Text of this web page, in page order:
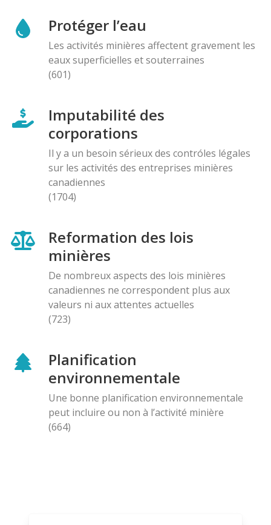
Protéger l’eau
Les activités minières affectent gravement les
eaux superficielles et souterraines
(601)
Imputabilité des
corporations
Il y a un besoin sérieux des contróles légales
sur les activités des entreprises minières
canadiennes
(1704)
Reformation des lois
minières
De nombreux aspects des lois minières
canadiennes ne correspondent plus aux
valeurs ni aux attentes actuelles
(723)
Planification
environnementale
Une bonne planification environnementale
peut incluire ou non à l’activité minière
(664)